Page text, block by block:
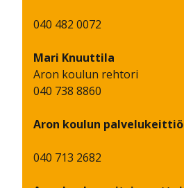
040 482 0072
Mari Knuuttila
Aron koulun rehtori
040 738 8860
Aron koulun palvelukeittiö
040 713 2682